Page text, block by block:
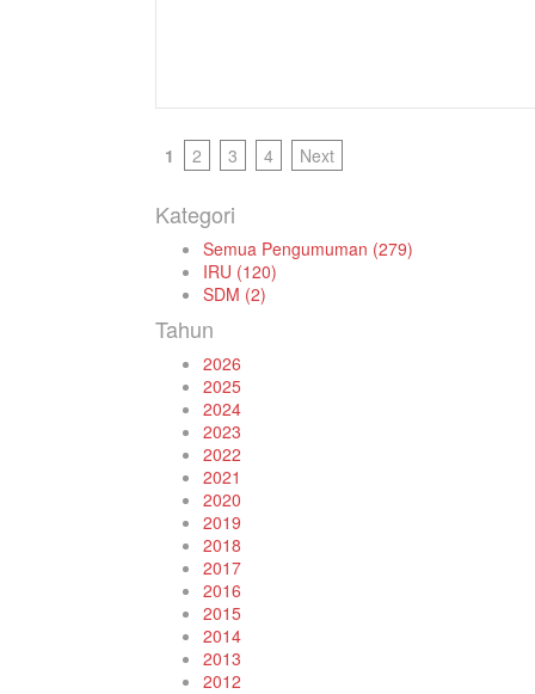
1 2 3 4 Next
Kategori
Semua Pengumuman (279)
IRU (120)
SDM (2)
Tahun
2026
2025
2024
2023
2022
2021
2020
2019
2018
2017
2016
2015
2014
2013
2012